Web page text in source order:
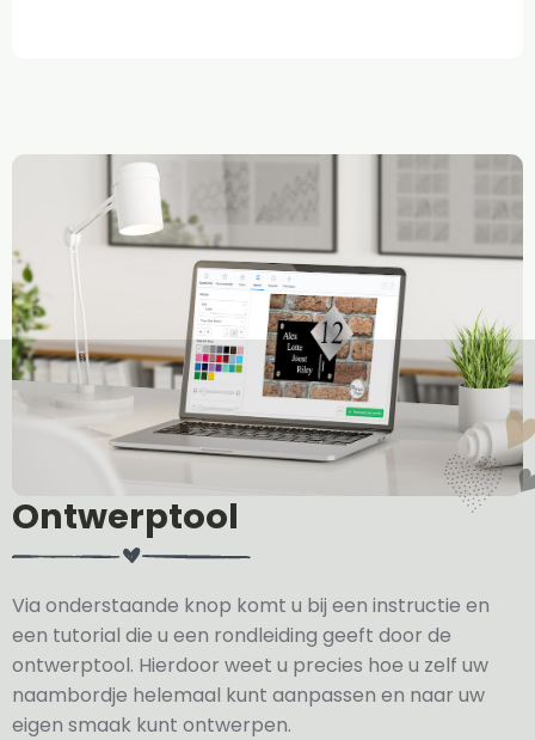
Ontwerptool
Via onderstaande knop komt u bij een instructie en
een tutorial die u een rondleiding geeft door de
ontwerptool. Hierdoor weet u precies hoe u zelf uw
naambordje helemaal kunt aanpassen en naar uw
eigen smaak kunt ontwerpen.